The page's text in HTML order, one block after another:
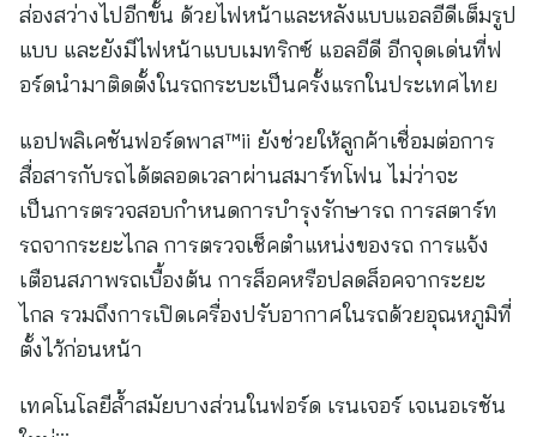
ส่องสว่างไปอีกขั้น ด้วยไฟหน้าและหลังแบบแอลอีดีเต็มรูป
แบบ และยังมีไฟหน้าแบบเมทริกซ์ แอลอีดี อีกจุดเด่นที่ฟ
อร์ดนำมาติดตั้งในรถกระบะเป็นครั้งแรกในประเทศไทย
แอปพลิเคชันฟอร์ดพาส™ii ยังช่วยให้ลูกค้าเชื่อมต่อการ
สื่อสารกับรถได้ตลอดเวลาผ่านสมาร์ทโฟน ไม่ว่าจะ
เป็นการตรวจสอบกำหนดการบำรุงรักษารถ การสตาร์ท
รถจากระยะไกล การตรวจเช็คตำแหน่งของรถ การแจ้ง
เตือนสภาพรถเบื้องต้น การล็อคหรือปลดล็อคจากระยะ
ไกล รวมถึงการเปิดเครื่องปรับอากาศในรถด้วยอุณหภูมิที่
ตั้งไว้ก่อนหน้า
เทคโนโลยีล้ำสมัยบางส่วนในฟอร์ด เรนเจอร์ เจเนอเรชัน